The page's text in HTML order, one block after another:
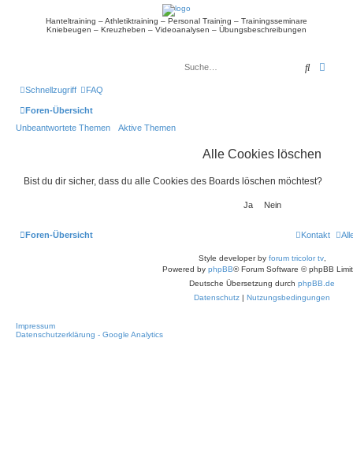
Hanteltraining – Athletiktraining – Personal Training – Trainingsseminare
Kniebeugen – Kreuzheben – Videoanalysen – Übungsbeschreibungen
Suche
Schnellzugriff FAQ
Foren-Übersicht
Unbeantwortete Themen
Aktive Themen
Alle Cookies löschen
Bist du dir sicher, dass du alle Cookies des Boards löschen möchtest?
Foren-Übersicht Kontakt
Style developer by forum tricolor tv,
Powered by phpBB® Forum Software © phpBB
Deutsche Übersetzung durch phpBB.de
Datenschutz | Nutzungsbedingungen
Impressum
Datenschutzerklärung - Google Analytics